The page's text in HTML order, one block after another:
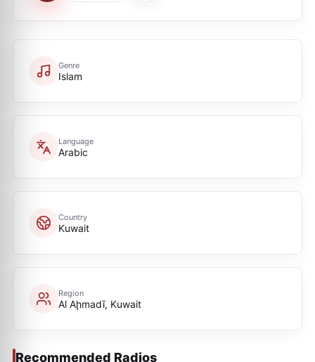
Genre
Islam
Language
Arabic
Country
Kuwait
Region
Al Aḩmadī, Kuwait
Recommended Radios